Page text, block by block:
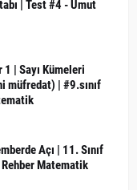
| Test #4 - Umut
| Sayı Kümeleri
müfredat) | #9.sınıf
Açı | 11. Sınıf
Rehber Matematik